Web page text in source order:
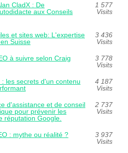
CladX : De
aux Conseils
1 577
Visits
et sites web: L'expertise
Suisse
3 436
Visits
à suivre selon Craig
3 778
Visits
les secrets d'un contenu
4 187
Visits
d'assistance et de conseil
pour prévenir les
réputation Google.
2 737
Visits
: mythe ou réalité ?
3 937
Visits